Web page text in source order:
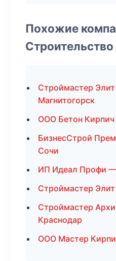
Похожие
Строймастер
Магнитогорск
ООО Бетон
БизнесСтрой
Сочи
ИП Идеал Профи —
Строймастер
Строймастер
Краснодар
ООО Мастер